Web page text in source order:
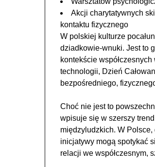
Akcji charytatywnych
kontaktu fizycznego
W polskiej kulturze
dziadkowie-wnuki. Jest to
kontekście
technologii, Dzień
bezpośredniego,
Choć nie jest to
wpisuje się w szerszy
międzyludzkich. W
inicjatywy mogą spotykać
relacji we współczesnym,